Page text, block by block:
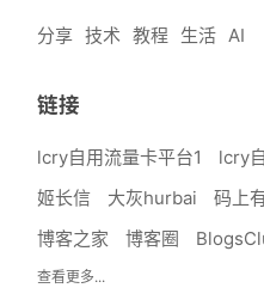
分享 技术 教程 生活 AI
链接
lcry自用流量卡平台1
lcry
姬长信
大灰hurbai 码上
博客之家
博客圈
查看更多...